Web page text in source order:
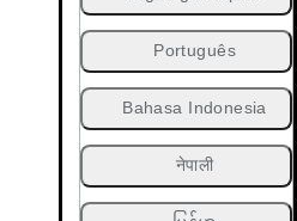
Português
Bahasa Indonesia
नेपाली